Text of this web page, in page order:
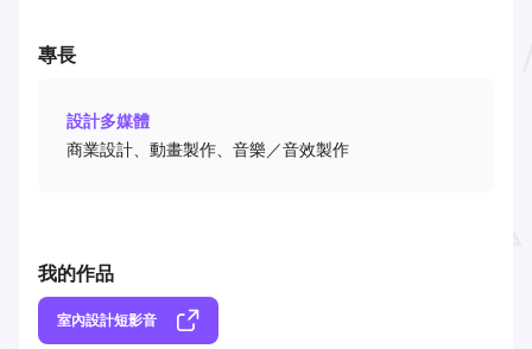
專長
設計多媒體
商業設計、動畫製作、音樂／音效製作
我的作品
室內設計短影音